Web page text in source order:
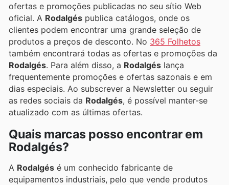
ofertas e promoções publicadas no seu sítio Web
oficial. A Rodalgés publica catálogos, onde os
clientes podem encontrar uma grande seleção de
produtos a preços de desconto. No 365 Folhetos
também encontrará todas as ofertas e promoções da
Rodalgés. Para além disso, a Rodalgés lança
frequentemente promoções e ofertas sazonais e em
dias especiais. Ao subscrever a Newsletter ou seguir
as redes sociais da Rodalgés, é possível manter-se
atualizado com as últimas ofertas.
Quais marcas posso encontrar em
Rodalgés?
A Rodalgés é um conhecido fabricante de
equipamentos industriais, pelo que vende produtos